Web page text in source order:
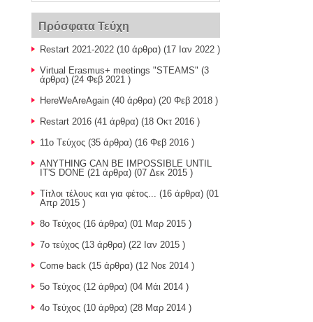
Πρόσφατα Τεύχη
Restart 2021-2022 (10 άρθρα) (17 Ιαν 2022 )
Virtual Erasmus+ meetings "STEAMS" (3
άρθρα) (24 Φεβ 2021 )
HereWeAreAgain (40 άρθρα) (20 Φεβ 2018 )
Restart 2016 (41 άρθρα) (18 Οκτ 2016 )
11o Tεύχος (35 άρθρα) (16 Φεβ 2016 )
ANYTHING CAN BE IMPOSSIBLE UNTIL
IT'S DONE (21 άρθρα) (07 Δεκ 2015 )
Τίτλοι τέλους και για φέτος... (16 άρθρα) (01
Απρ 2015 )
8o Τεύχος (16 άρθρα) (01 Μαρ 2015 )
7o τεύχος (13 άρθρα) (22 Ιαν 2015 )
Come back (15 άρθρα) (12 Νοε 2014 )
5o Τεύχος (12 άρθρα) (04 Μάι 2014 )
4o Τεύχος (10 άρθρα) (28 Μαρ 2014 )